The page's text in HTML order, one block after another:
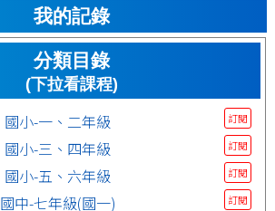
我的記錄
分類目錄
(下拉看課程)
國小-一、二年級 訂閱
國小-三、四年級 訂閱
國小-五、六年級 訂閱
國中-七年級(國一) 訂閱